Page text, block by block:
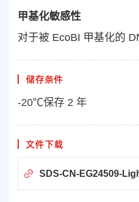
甲基化敏感性
对于被 EcoBI 甲基化的
储存条件
-20℃保存 2 年
文件下载